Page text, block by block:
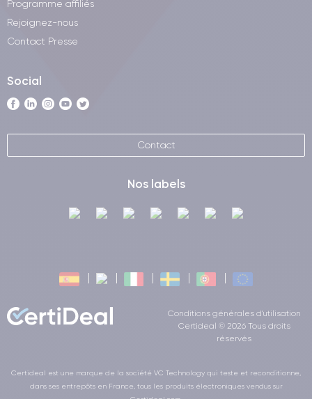
Programme affiliés
Rejoignez-nous
Contact Presse
Social
Contact
Nos labels
Conditions générales d'utilisation
Certideal © 2026 Tous droits
réservés
Certideal est une marque de la société VC Technology qui teste et reconditionne,
dans ses entrepôts en France, tous les produits électroniques vendus sur